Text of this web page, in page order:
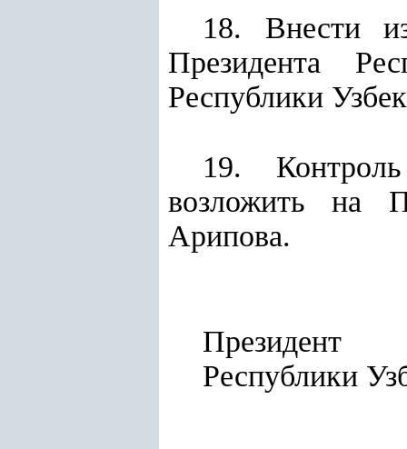
18. Внести
Президента
Республики
19.
возложить на
Арипова.
Президент